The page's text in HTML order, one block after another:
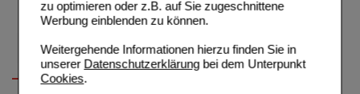
zu optimieren oder z.B. auf Sie zugeschnittene
Werbung einblenden zu können.
Weitergehende Informationen hierzu finden Sie in
unserer Datenschutzerklärungbei dem Unterpunkt
Cookies.